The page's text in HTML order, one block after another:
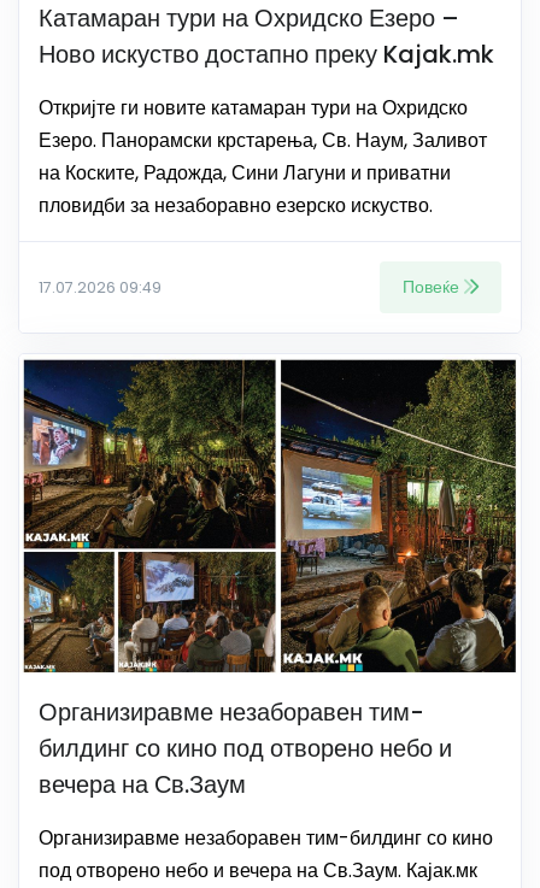
Катамаран тури на Охридско Езеро –
Ново искуство достапно преку Kajak.mk
Откријте ги новите катамаран тури на Охридско
Езеро. Панорамски крстарења, Св. Наум, Заливот
на Коските, Радожда, Сини Лагуни и приватни
пловидби за незаборавно езерско искуство.
17.07.2026 09:49 Повеќе
Организиравме незаборавен тим-
билдинг со кино под отворено небо и
вечера на Св.Заум
Организиравме незаборавен тим-билдинг со кино
под отворено небо и вечера на Св.Заум. Кајак.мк